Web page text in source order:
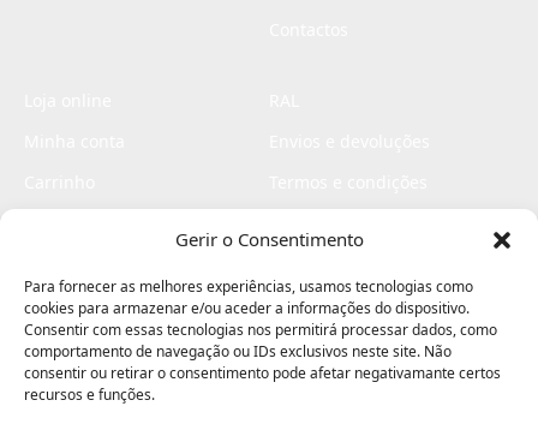
Gerir o Consentimento
Para fornecer as melhores experiências, usamos tecnologias como
cookies para armazenar e/ou aceder a informações do dispositivo.
Consentir com essas tecnologias nos permitirá processar dados, como
comportamento de navegação ou IDs exclusivos neste site. Não
consentir ou retirar o consentimento pode afetar negativamante certos
recursos e funções.
Livro de elogios